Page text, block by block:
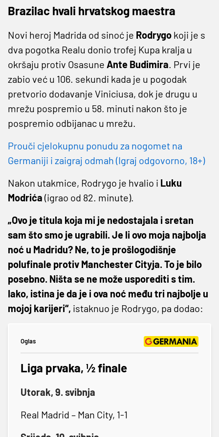
Brazilac hvali hrvatskog maestra
Novi heroj Madrida od sinoć je Rodrygo koji je s
dva pogotka Realu donio trofej Kupa kralja u
okršaju protiv Osasune Ante Budimira. Prvi je
zabio već u 106. sekundi kada je u pogodak
pretvorio dodavanje Viniciusa, dok je drugu u
mrežu pospremio u 58. minuti nakon što je
pospremio odbijanac u mrežu.
Prouči cjelokupnu ponudu za nogomet na
Germaniji i zaigraj odmah (Igraj odgovorno, 18+)
Nakon utakmice, Rodrygo je hvalio i Luku
Modrića (igrao od 82. minute).
„Ovo je titula koja mi je nedostajala i sretan
sam što smo je ugrabili. Je li ovo moja najbolja
noć u Madridu? Ne, to je prošlogodišnje
polufinale protiv Manchester Cityja. To je bilo
posebno. Ništa se ne može usporediti s tim.
Iako, istina je da je i ova noć među tri najbolje u
mojoj karijeri“, istaknuo je Rodrygo, pa dodao:
Oglas
Liga prvaka, ½ finale
Utorak, 9. svibnja
Real Madrid – Man City, 1-1